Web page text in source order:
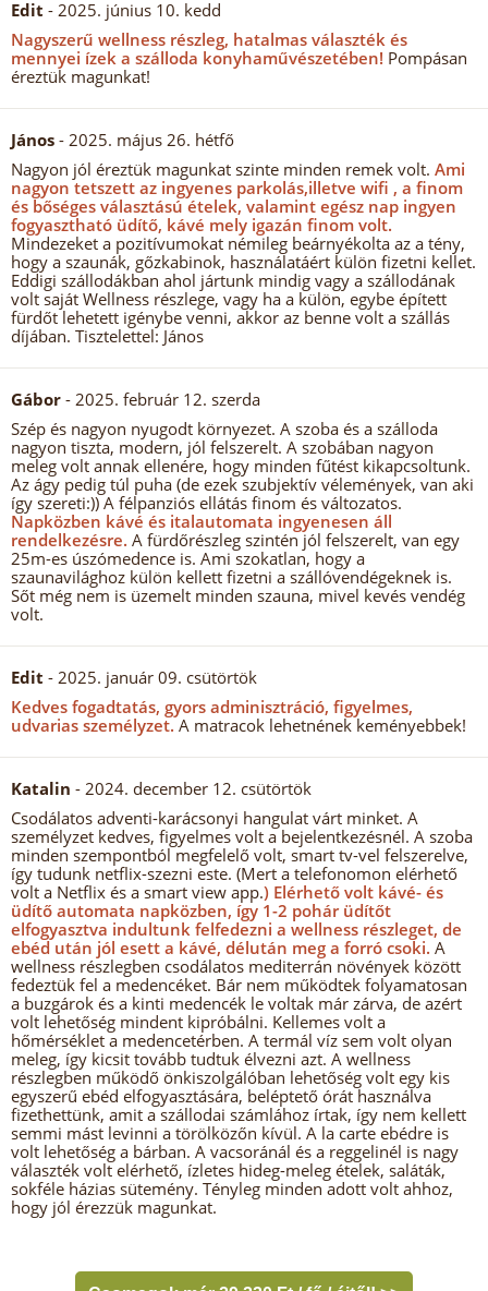
Edit - 2025. június 10. kedd
Nagyszerű wellness részleg, hatalmas választék és
mennyei ízek a szálloda konyhaművészetében! Pompásan
éreztük magunkat!
János - 2025. május 26. hétfő
Nagyon jól éreztük magunkat szinte minden remek volt. Ami
nagyon tetszett az ingyenes parkolás,illetve wifi , a finom
és bőséges választású ételek, valamint egész nap ingyen
fogyasztható üdítő, kávé mely igazán finom volt.
Mindezeket a pozitívumokat némileg beárnyékolta az a tény,
hogy a szaunák, gőzkabinok, használatáért külön fizetni kellet.
Eddigi szállodákban ahol jártunk mindig vagy a szállodának
volt saját Wellness részlege, vagy ha a külön, egybe épített
fürdőt lehetett igénybe venni, akkor az benne volt a szállás
díjában. Tisztelettel: János
Gábor - 2025. február 12. szerda
Szép és nagyon nyugodt környezet. A szoba és a szálloda
nagyon tiszta, modern, jól felszerelt. A szobában nagyon
meleg volt annak ellenére, hogy minden fűtést kikapcsoltunk.
Az ágy pedig túl puha (de ezek szubjektív vélemények, van aki
így szereti:)) A félpanziós ellátás finom és változatos.
Napközben kávé és italautomata ingyenesen áll
rendelkezésre. A fürdőrészleg szintén jól felszerelt, van egy
25m-es úszómedence is. Ami szokatlan, hogy a
szaunavilághoz külön kellett fizetni a szállóvendégeknek is.
Sőt még nem is üzemelt minden szauna, mivel kevés vendég
volt.
Edit - 2025. január 09. csütörtök
Kedves fogadtatás, gyors adminisztráció, figyelmes,
udvarias személyzet. A matracok lehetnének keményebbek!
Katalin - 2024. december 12. csütörtök
Csodálatos adventi-karácsonyi hangulat várt minket. A
személyzet kedves, figyelmes volt a bejelentkezésnél. A szoba
minden szempontból megfelelő volt, smart tv-vel felszerelve,
így tudunk netflix-szezni este. (Mert a telefonomon elérhető
volt a Netflix és a smart view app.) Elérhető volt kávé- és
üdítő automata napközben, így 1-2 pohár üdítőt
elfogyasztva indultunk felfedezni a wellness részleget, de
ebéd után jól esett a kávé, délután meg a forró csoki. A
wellness részlegben csodálatos mediterrán növények között
fedeztük fel a medencéket. Bár nem működtek folyamatosan
a buzgárok és a kinti medencék le voltak már zárva, de azért
volt lehetőség mindent kipróbálni. Kellemes volt a
hőmérséklet a medencetérben. A termál víz sem volt olyan
meleg, így kicsit tovább tudtuk élvezni azt. A wellness
részlegben működő önkiszolgálóban lehetőség volt egy kis
egyszerű ebéd elfogyasztására, beléptető órát használva
fizethettünk, amit a szállodai számlához írtak, így nem kellett
semmi mást levinni a törölközőn kívül. A la carte ebédre is
volt lehetőség a bárban. A vacsoránál és a reggelinél is nagy
választék volt elérhető, ízletes hideg-meleg ételek, saláták,
sokféle házias sütemény. Tényleg minden adott volt ahhoz,
hogy jól érezzük magunkat.